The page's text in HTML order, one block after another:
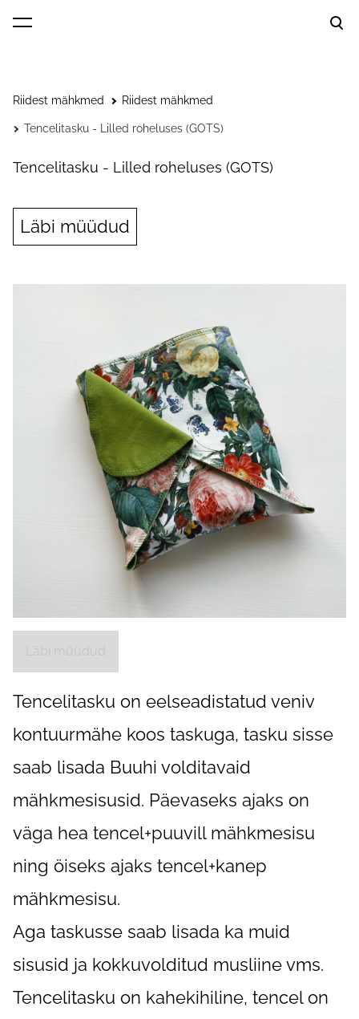
lisati ostukorvi.
Riidest mähkmed Riidest mähkmed
Tencelitasku - Lilled roheluses (GOTS)
Tencelitasku - Lilled roheluses (GOTS)
Läbi müüdud
Tencelitasku on eelseadistatud veniv
kontuurmähe koos taskuga, tasku sisse
saab lisada Buuhi volditavaid
mähkmesisusid. Päevaseks ajaks on
väga hea tencel+puuvill mähkmesisu
ning öiseks ajaks tencel+kanep
mähkmesisu.
Aga taskusse saab lisada ka muid
sisusid ja kokkuvolditud musliine vms.
Tencelitasku on kahekihiline, tencel on